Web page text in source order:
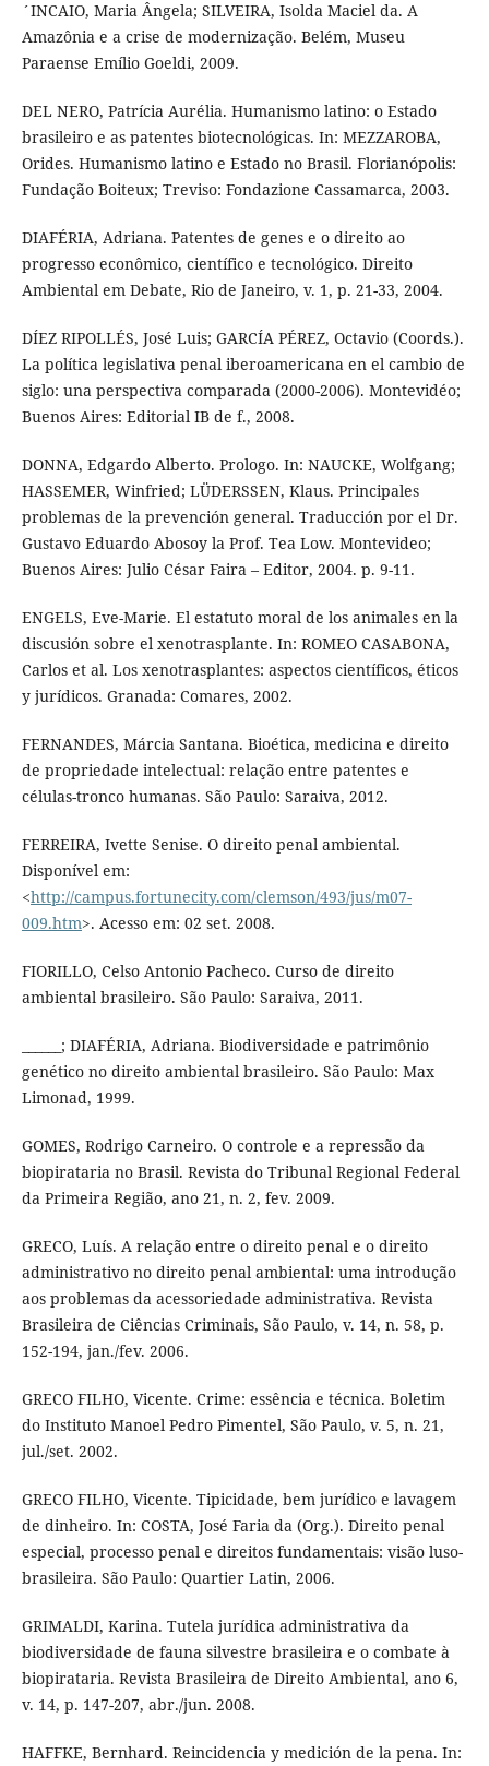
´INCAIO, Maria Ângela; SILVEIRA, Isolda Maciel da. A
Amazônia e a crise de modernização. Belém, Museu
Paraense Emílio Goeldi, 2009.
DEL NERO, Patrícia Aurélia. Humanismo latino: o Estado
brasileiro e as patentes biotecnológicas. In: MEZZAROBA,
Orides. Humanismo latino e Estado no Brasil. Florianópolis:
Fundação Boiteux; Treviso: Fondazione Cassamarca, 2003.
DIAFÉRIA, Adriana. Patentes de genes e o direito ao
progresso econômico, científico e tecnológico. Direito
Ambiental em Debate, Rio de Janeiro, v. 1, p. 21-33, 2004.
DÍEZ RIPOLLÉS, José Luis; GARCÍA PÉREZ, Octavio (Coords.).
La política legislativa penal iberoamericana en el cambio de
siglo: una perspectiva comparada (2000-2006). Montevidéo;
Buenos Aires: Editorial IB de f., 2008.
DONNA, Edgardo Alberto. Prologo. In: NAUCKE, Wolfgang;
HASSEMER, Winfried; LÜDERSSEN, Klaus. Principales
problemas de la prevención general. Traducción por el Dr.
Gustavo Eduardo Abosoy la Prof. Tea Low. Montevideo;
Buenos Aires: Julio César Faira – Editor, 2004. p. 9-11.
ENGELS, Eve-Marie. El estatuto moral de los animales en la
discusión sobre el xenotrasplante. In: ROMEO CASABONA,
Carlos et al. Los xenotrasplantes: aspectos científicos, éticos
y jurídicos. Granada: Comares, 2002.
FERNANDES, Márcia Santana. Bioética, medicina e direito
de propriedade intelectual: relação entre patentes e
células-tronco humanas. São Paulo: Saraiva, 2012.
FERREIRA, Ivette Senise. O direito penal ambiental.
Disponível em:
<http://campus.fortunecity.com/clemson/493/jus/m07-
009.htm>. Acesso em: 02 set. 2008.
FIORILLO, Celso Antonio Pacheco. Curso de direito
ambiental brasileiro. São Paulo: Saraiva, 2011.
______; DIAFÉRIA, Adriana. Biodiversidade e patrimônio
genético no direito ambiental brasileiro. São Paulo: Max
Limonad, 1999.
GOMES, Rodrigo Carneiro. O controle e a repressão da
biopirataria no Brasil. Revista do Tribunal Regional Federal
da Primeira Região, ano 21, n. 2, fev. 2009.
GRECO, Luís. A relação entre o direito penal e o direito
administrativo no direito penal ambiental: uma introdução
aos problemas da acessoriedade administrativa. Revista
Brasileira de Ciências Criminais, São Paulo, v. 14, n. 58, p.
152-194, jan./fev. 2006.
GRECO FILHO, Vicente. Crime: essência e técnica. Boletim
do Instituto Manoel Pedro Pimentel, São Paulo, v. 5, n. 21,
jul./set. 2002.
GRECO FILHO, Vicente. Tipicidade, bem jurídico e lavagem
de dinheiro. In: COSTA, José Faria da (Org.). Direito penal
especial, processo penal e direitos fundamentais: visão luso-
brasileira. São Paulo: Quartier Latin, 2006.
GRIMALDI, Karina. Tutela jurídica administrativa da
biodiversidade de fauna silvestre brasileira e o combate à
biopirataria. Revista Brasileira de Direito Ambiental, ano 6,
v. 14, p. 147-207, abr./jun. 2008.
HAFFKE, Bernhard. Reincidencia y medición de la pena. In: